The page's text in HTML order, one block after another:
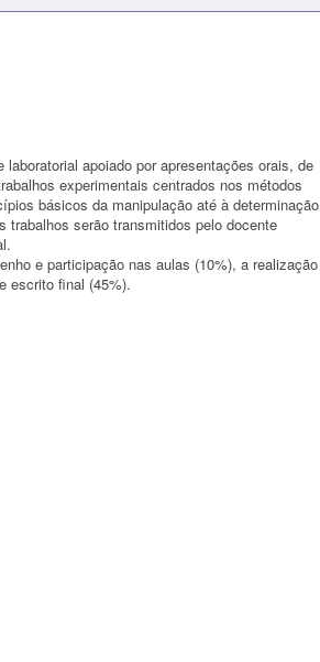
apoiado por apresentações orais, de
experimentais centrados nos métodos
básicos da manipulação até à determinação
serão transmitidos pelo docente
e participação nas aulas (10%), a realização
escrito final (45%).